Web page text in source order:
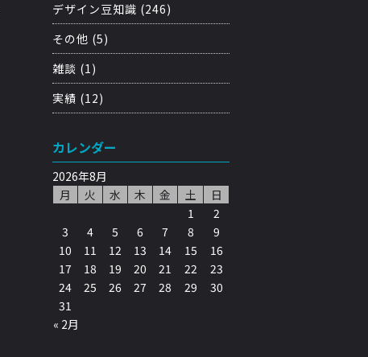
デザイン豆知識 (246)
その他 (5)
雑談 (1)
実績 (12)
カレンダー
2026年8月
月
火 水 木 金 土 日
« 2月
1
2
3
4 5 6 7 8
9
10
11 12 13 14 15
16
17
18 19 20 21 22
23
24
25 26 27 28 29
30
31